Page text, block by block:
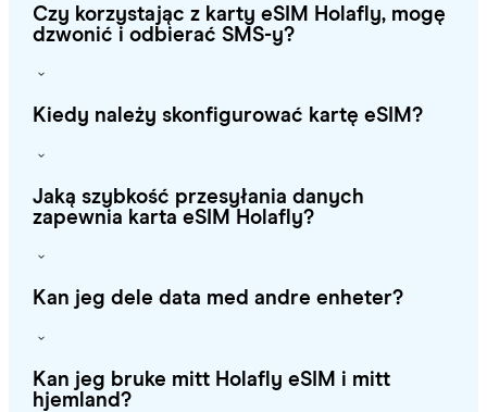
Czy korzystając z karty eSIM Holafly, mogę
dzwonić i odbierać SMS-y?
Kiedy należy skonfigurować kartę eSIM?
Jaką szybkość przesyłania danych
zapewnia karta eSIM Holafly?
Kan jeg dele data med andre enheter?
Kan jeg bruke mitt Holafly eSIM i mitt
hjemland?